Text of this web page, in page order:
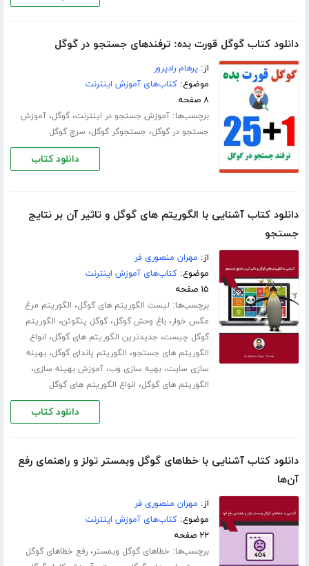
دانلود کتاب گوگل قورت بده: ترفندهای جستجو در گوگل
از:پرهام رادپرور
موضوع:کتاب‌های آموزش اینترنت
۸ صفحه
برچسب‌ها:آموزش جستجو در اینترنت،گوگل،آموزش
جستجو در گوگل، جستجوگر گوگل، سرچ گوگل
دانلود کتاب
دانلود کتاب آشنایی با الگوریتم های گوگل و تاثیر آن بر نتایج
جستجو
از: مهران منصوری فر
موضوع:کتاب‌های آموزش اینترنت
۱۵ صفحه
برچسب‌ها: لیست الگوریتم های گوگل، الگوریتم مرغ
مگس خوار،باغ وحش گوگل،گوگل پنگوئن، الگوریتم
گوگل چیست، جدیدترین الگوریتم های گوگل، انواع
الگوریتم های جستجو، الگوریتم پاندای گوگل،بهینه
سازی سایت،بهیه سازی وب،آموزش بهینه سازی،
الگوریتم های گوگل، انواع الگوریتم های گوگل
دانلود کتاب
دانلود کتاب آشنایی با خطاهای گوگل وبمستر تولز و راهنمای رفع
آن‌ها
از: مهران منصوری فر
موضوع:کتاب‌های آموزش اینترنت
۲۲ صفحه
برچسب‌ها: خطاهای گوگل وبمستر،رفع خطاهای گوگل